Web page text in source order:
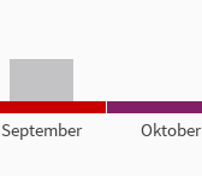
September Oktober